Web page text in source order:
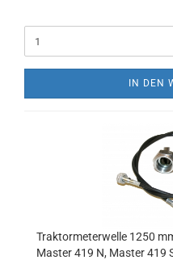
IN DEN
Traktormeterwelle 1250
Master 419 N, Master 419